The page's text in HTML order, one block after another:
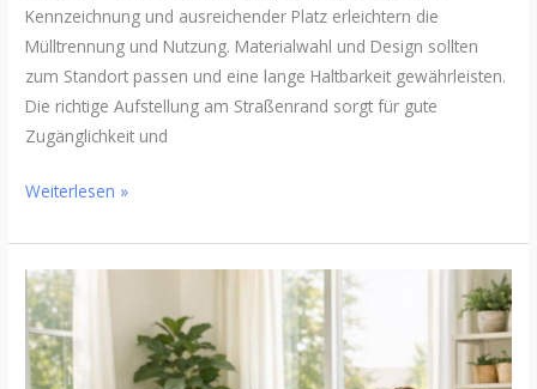
Kennzeichnung und ausreichender Platz erleichtern die
Mülltrennung und Nutzung. Materialwahl und Design sollten
zum Standort passen und eine lange Haltbarkeit gewährleisten.
Die richtige Aufstellung am Straßenrand sorgt für gute
Zugänglichkeit und
Weiterlesen »
So
schaffen
Sie
in